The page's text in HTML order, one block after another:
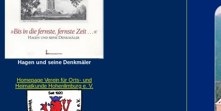
Hagen und seine Denkmäler
Homepage Verein für Orts- und
Heimatkunde Hohenlimburg e. V.